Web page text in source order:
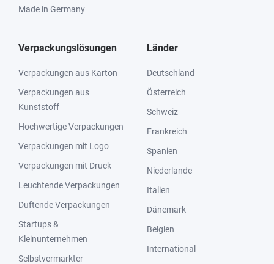
Made in Germany
Verpackungslösungen
Verpackungen aus Karton
Verpackungen aus
Kunststoff
Hochwertige Verpackungen
Verpackungen mit Logo
Verpackungen mit Druck
Leuchtende Verpackungen
Duftende Verpackungen
Startups &
Kleinunternehmen
Selbstvermarkter
Länder
Deutschland
Österreich
Schweiz
Frankreich
Spanien
Niederlande
Italien
Dänemark
Belgien
International